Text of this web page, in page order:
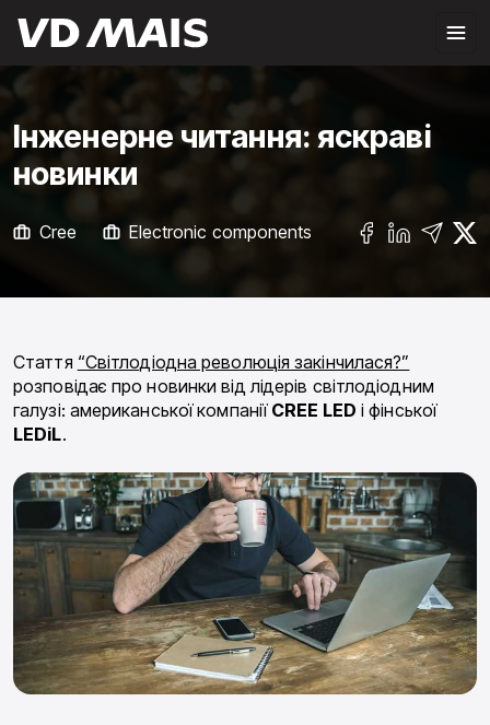
Інженерне читання: яскраві
новинки
Cree Electronic components УСІ НОВИНИ
Стаття “Світлодіодна революція закінчилася?”
розповідає про новинки від лідерів світлодіодним
галузі: американської компанії CREE LED і фінської
LEDiL.